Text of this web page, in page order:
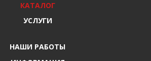
КАТАЛОГ
УСЛУГИ
НАШИ РАБОТЫ